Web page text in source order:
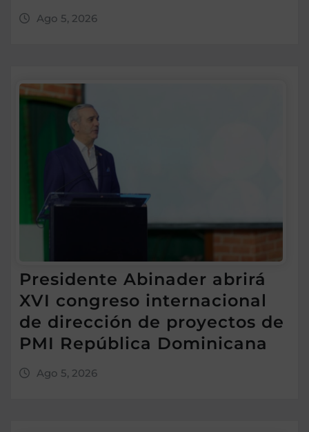
Ago 5, 2026
Presidente Abinader abrirá
XVI congreso internacional
de dirección de proyectos de
PMI República Dominicana
Ago 5, 2026